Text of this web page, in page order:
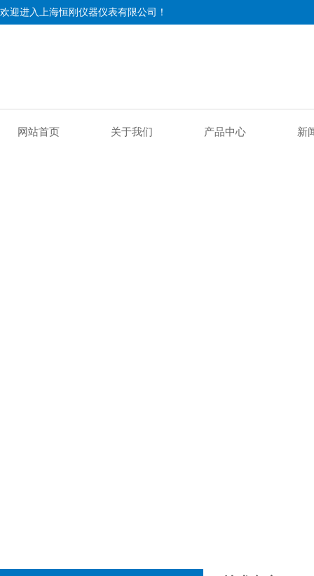
欢迎进入上海恒刚仪器仪表有限公司！
网站首页 关于我们 产品中心 新